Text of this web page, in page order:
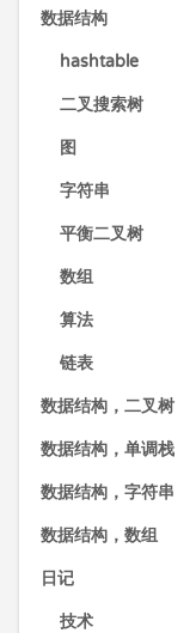
数据结构
hashtable
二叉搜索树
图
字符串
平衡二叉树
数组
算法
链表
数据结构，二叉树
数据结构，单调栈
数据结构，字符串
数据结构，数组
日记
技术